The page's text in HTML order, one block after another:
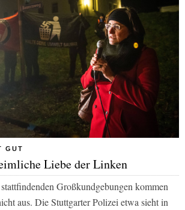
GUT
Liebe der Linken
Großkundgebungen kommen
aus. Die Stuttgarter Polizei etwa sieht in